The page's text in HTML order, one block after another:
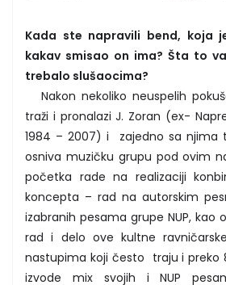
Kada ste napravili bend, koja
kakav smisao on ima? Šta to
trebalo slušaocima?
Nakon nekoliko neuspelih
traži i pronalazi J. Zoran (ex-
1984 – 2007) i zajedno sa njima
osniva muzičku grupu pod ovim
početka rade na realizaciji
koncepta – rad na autorskim
izabranih pesama grupe NUP, kao
rad i delo ove kultne
nastupima koji često traju i preko
izvode mix svojih i NUP